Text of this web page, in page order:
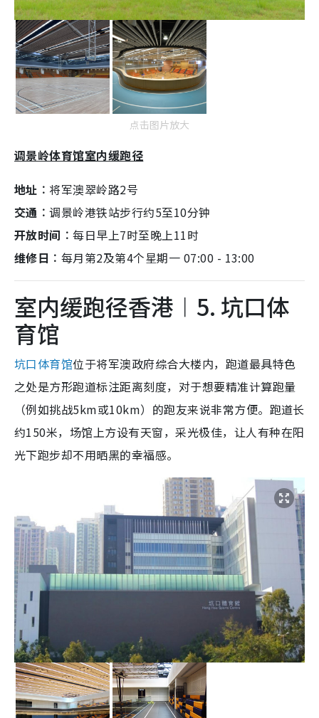
点击图片放大
调景岭体育馆室内缓跑径
地址︰ 将军澳翠岭路2号
交通︰调景岭港铁站步行约5至10分钟
开放时间︰每日早上7时至晚上11时
维修日︰ 每月第2及第4个星期一 07:00 - 13:00
室内缓跑径香港︱5. 坑口体
育馆
坑口体育馆位于将军澳政府综合大楼内，跑道最具特色
之处是方形跑道标注距离刻度，对于想要精准计算跑量
（例如挑战5km或10km）的跑友来说非常方便。跑道长
约150米，场馆上方设有天窗，采光极佳，让人有种在阳
光下跑步却不用晒黑的幸福感。